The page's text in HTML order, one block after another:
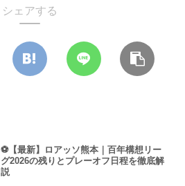
シェアする
⚽【最新】ロアッソ熊本｜百年構想リー
グ2026の残りとプレーオフ日程を徹底解
説